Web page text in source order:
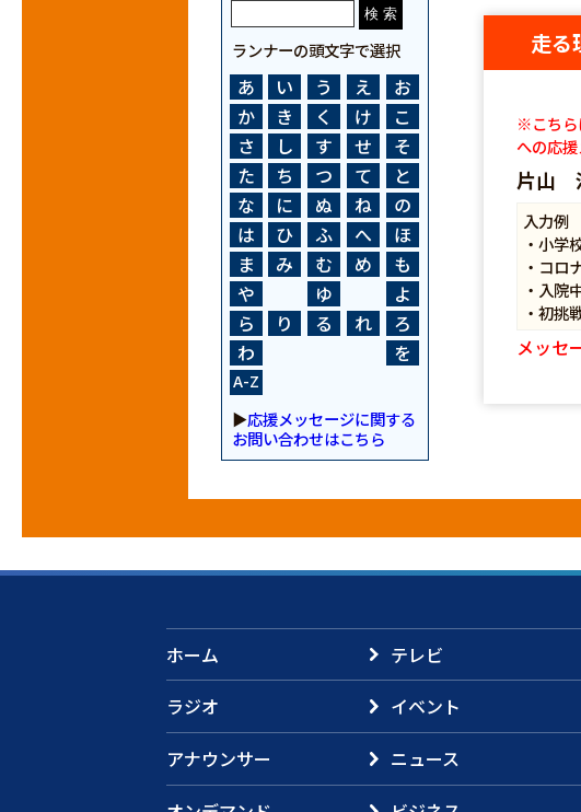
ランナーの頭文字で選択
あ い う え
お
か
き く け
こ
さ
し す せ
そ
た
ち つ て
と
な
に ぬ ね
の
は
ひ ふ へ
ほ
ま
み む め
も
や
ゆ
よ
ら
り る れ
ろ
わ
を
A-Z
▶応援メッセージに関する
お問い合わせはこちら
走る
※こちら
への応
片山
入力例
・小学
・コロ
・入院
・初挑
メッセ
ホーム
テレビ
ラジオ
イベント
アナウンサー
ニュース